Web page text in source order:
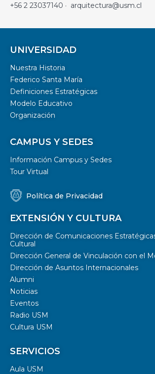
+56 2 23037140 · arquitectura@usm.cl
UNIVERSIDAD
Nuestra Historia
Federico Santa María
Definiciones Estratégicas
Modelo Educativo
Organización
CAMPUS Y SEDES
Información Campus y Sedes
Tour Virtual
Política de Privacidad
EXTENSIÓN Y CULTURA
Dirección de Comunicaciones
Cultural
Dirección General de Vinculación con el
Dirección de Asuntos Internacionales
Alumni
Noticias
Eventos
Radio USM
Cultura USM
SERVICIOS
Aula USM